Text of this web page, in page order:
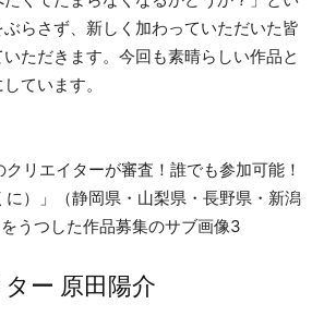
らさず、新しく加わっていただいた皆
ただきます。今回も素晴らしい作品と
ています。
ー 原⽥陽介